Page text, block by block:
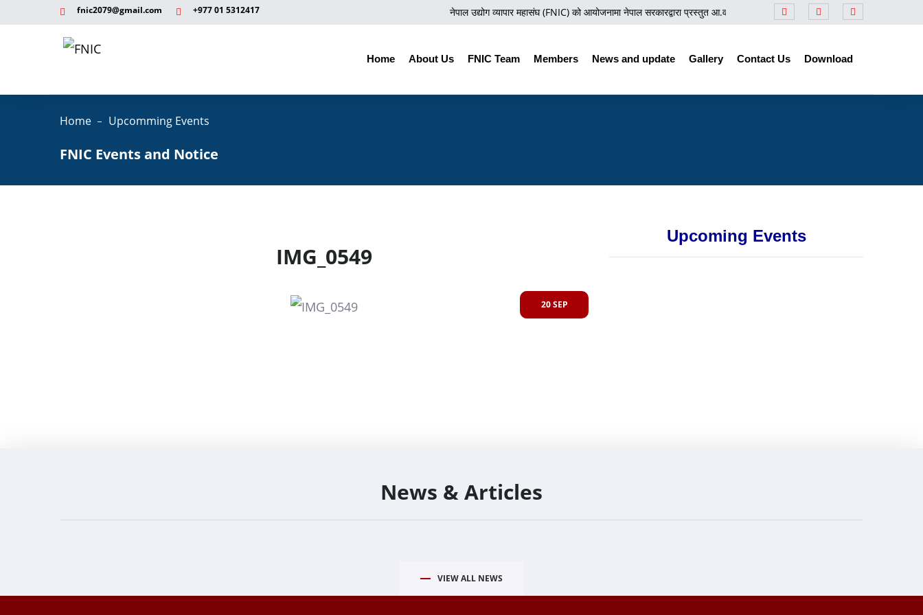
fnic2079@gmail.com +977 ‭01 5312417 नेपाल उद्योग व्यापार महासंघ (FNIC) को आयोजनामा नेपाल सरकारद्वारा प्रस्तुत आ.व. २०८३/८४ को बजेटसम्बन्धी समीक्षा कार्यक्रम
Home About Us FNIC Team Members News and update Gallery Contact Us Download
Home Upcomming Events
FNIC Events and Notice
IMG_0549
20 SEP
Upcoming Events
News & Articles
VIEW ALL NEWS